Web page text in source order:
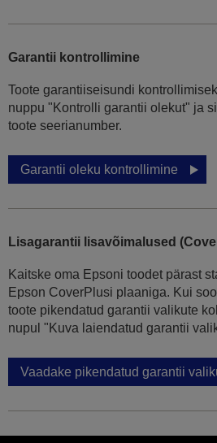
Garantii kontrollimine
Toote garantiiseisundi
nuppu "Kontrolli garantii olekut" ja
toote seerianumber.
Garantii oleku kontrollimine
Lisagarantii lisavõimalused
Kaitske oma Epsoni toodet pärast
Epson CoverPlusi plaaniga. Kui
toote pikendatud garantii valikute
nupul "Kuva laiendatud garantii
Vaadake pikendatud garantii